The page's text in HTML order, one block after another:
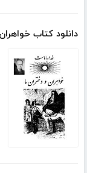
دانلود کتاب